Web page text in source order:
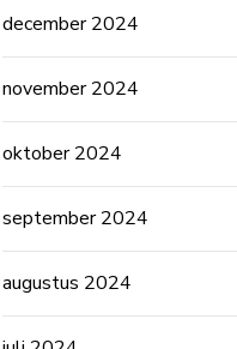
december 2024
november 2024
oktober 2024
september 2024
augustus 2024